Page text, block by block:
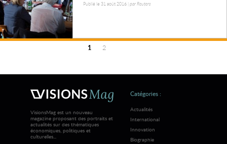
Publié le 31 août 2016 |par Reuters
1 2
VisionsMag est un nouveau
magazine proposant des portraits et
actualités sur des thématiques
économiques, politiques et
culturelles...
Catégories :
Actualités
International
Innovation
Biographie